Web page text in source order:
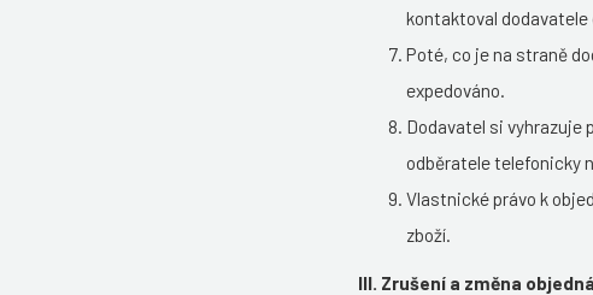
kontaktoval dodavatele
Poté, co je na straně
expedováno.
Dodavatel si vyhrazuje
odběratele telefonicky
Vlastnické právo k
zboží.
III. Zrušení a změna